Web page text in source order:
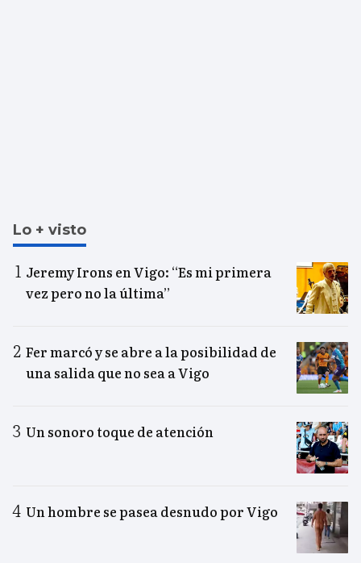
Lo + visto
Jeremy Irons en Vigo: “Es mi primera
vez pero no la última”
Fer marcó y se abre a la posibilidad de
una salida que no sea a Vigo
Un sonoro toque de atención
Un hombre se pasea desnudo por Vigo